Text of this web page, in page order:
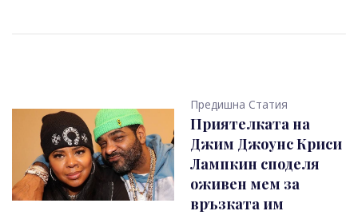
Предишна Статия
Приятелката на
Джим Джоунс Криси
Лампкин споделя
оживен мем за
връзката им